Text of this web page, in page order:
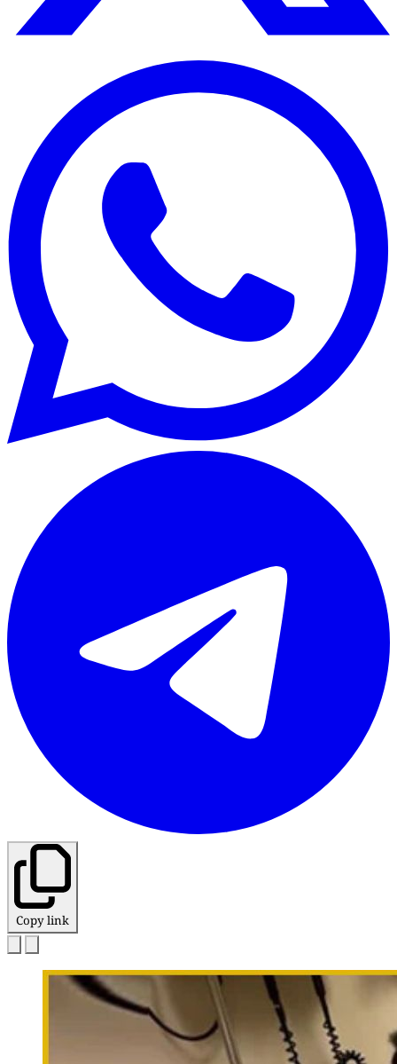
Copy link